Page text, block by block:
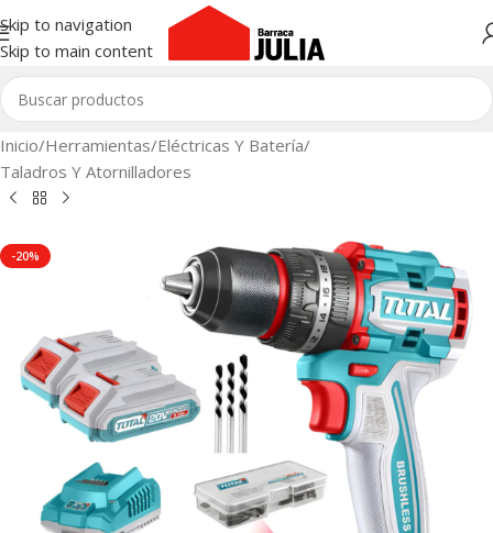
Skip to navigation
Skip to main content
Inicio/Herramientas/Eléctricas Y Batería/
Taladros Y Atornilladores
-20%